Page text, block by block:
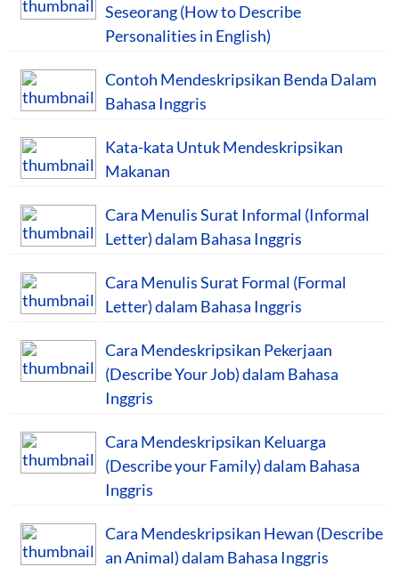
Seseorang (How to Describe
Personalities in English)
Contoh Mendeskripsikan Benda Dalam
Bahasa Inggris
Kata-kata Untuk Mendeskripsikan
Makanan
Cara Menulis Surat Informal (Informal
Letter) dalam Bahasa Inggris
Cara Menulis Surat Formal (Formal
Letter) dalam Bahasa Inggris
Cara Mendeskripsikan Pekerjaan
(Describe Your Job) dalam Bahasa
Inggris
Cara Mendeskripsikan Keluarga
(Describe your Family) dalam Bahasa
Inggris
Cara Mendeskripsikan Hewan (Describe
an Animal) dalam Bahasa Inggris